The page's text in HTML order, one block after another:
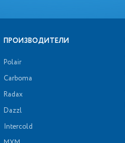
ПРОИЗВОДИТЕЛИ
Polair
Carboma
Radax
Dazzl
Intercold